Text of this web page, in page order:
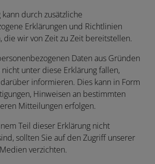
kann durch zusätzliche
Erklärungen und Richtlinien
die wir von Zeit zu Zeit bereitstellen.
Daten aus Gründen
unter diese Erklärung fallen,
informieren. Dies kann in Form
Hinweisen an bestimmten
Mitteilungen erfolgen.
Teil dieser Erklärung nicht
sollten Sie auf den Zugriff unserer
verzichten.